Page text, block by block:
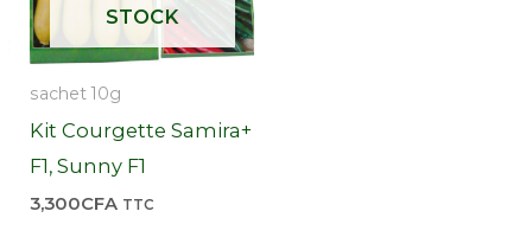
STOCK
sachet 10g
Kit Courgette Samira+
F1, Sunny F1
3,300CFA TTC